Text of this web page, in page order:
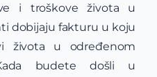
i troškove života u
dobijaju fakturu u koju
života u određenom
budete došli u